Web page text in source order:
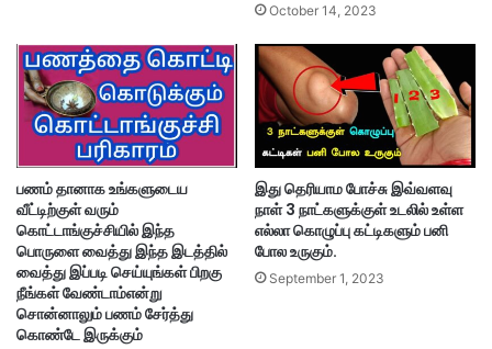
October 14, 2023
பணம் தானாக உங்களுடைய
வீட்டிற்குள் வரும்
கொட்டாங்குச்சியில் இந்த
பொருளை வைத்து இந்த இடத்தில்
வைத்து இப்படி செய்யுங்கள் பிறகு
நீங்கள் வேண்டாம்என்று
சொன்னாலும் பணம் சேர்த்து
கொண்டே இருக்கும்
இது தெரியாம போச்சு இவ்வளவு
நாள் 3 நாட்களுக்குள் உடலில் உள்ள
எல்லா கொழுப்பு கட்டிகளும் பனி
போல உருகும்.
September 1, 2023